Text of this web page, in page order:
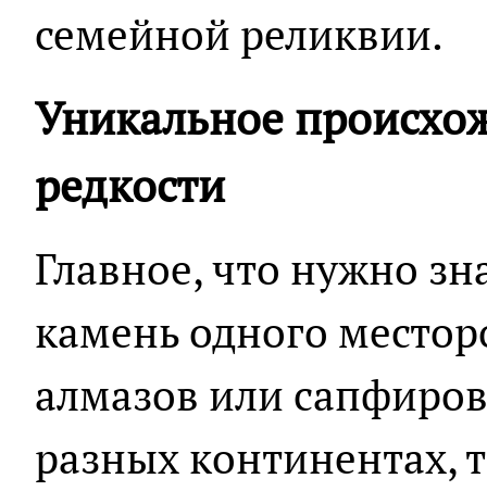
семейной реликвии.
Уникальное
редкости
Главное, что нужно
камень одного
алмазов или
разных континентах,